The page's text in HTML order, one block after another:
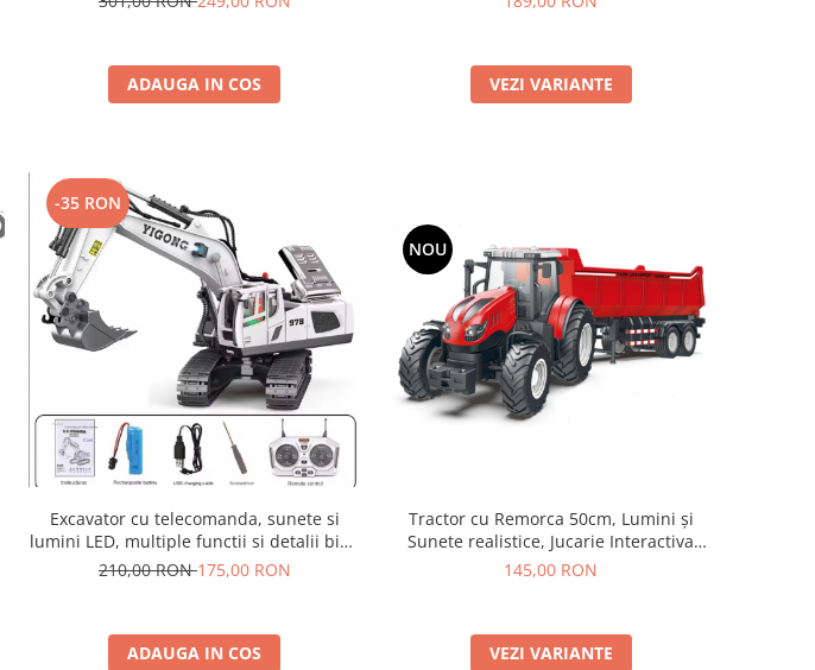
ADAUGA IN COS VEZI VARIANTE
-35 RON
Excavator cu telecomanda, sunete si
lumini LED, multiple functii si detalii bine
definite, incarcare USB, acumulator
210,00 RON175,00 RON
ADAUGA IN COS
NOU
Tractor cu Remorca 50cm, Lumini și
Sunete realistice, Jucarie Interactiva
pentru Micii Fermieri, 3ani+
145,00 RON
VEZI VARIANTE